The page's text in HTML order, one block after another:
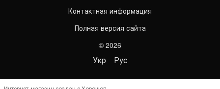
Контактная информация
Полная версия сайта
© 2026
Укр Рус